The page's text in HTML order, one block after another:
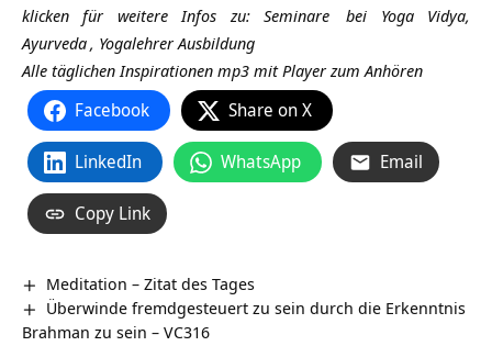
klicken für weitere Infos zu: Seminare
bei Yoga Vidya,
Ayurveda, Yogalehrer Ausbildung
Alle täglichen Inspirationen mp3 mit Player zum Anhören
Facebook Share on X
LinkedIn WhatsApp Email
Copy Link
Meditation – Zitat des Tages
Überwinde fremdgesteuert zu sein durch die Erkenntnis
Brahman zu sein – VC316